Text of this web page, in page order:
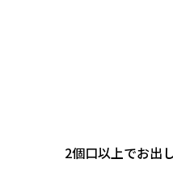
2個口以上でお出